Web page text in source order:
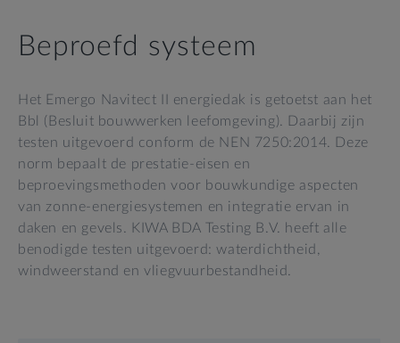
Beproefd systeem
Het Emergo Navitect II energiedak is getoetst aan het
Bbl (Besluit bouwwerken leefomgeving). Daarbij zijn
testen uitgevoerd conform de NEN 7250:2014. Deze
norm bepaalt de prestatie-eisen en
beproevingsmethoden voor bouwkundige aspecten
van zonne-energiesystemen en integratie ervan in
daken en gevels. KIWA BDA Testing B.V. heeft alle
benodigde testen uitgevoerd: waterdichtheid,
windweerstand en vliegvuurbestandheid.